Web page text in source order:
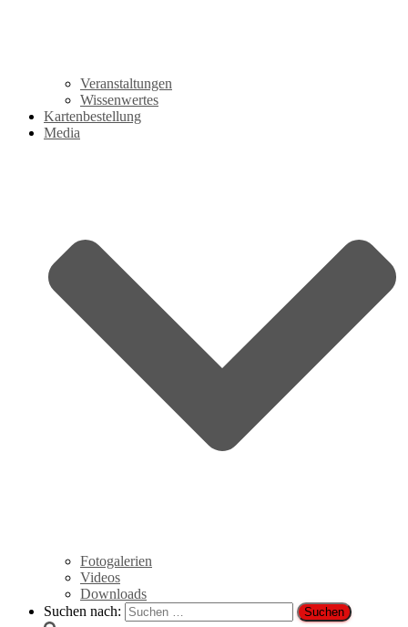
Veranstaltungen
Wissenwertes
Kartenbestellung
Media
Fotogalerien
Videos
Downloads
Suchen nach: